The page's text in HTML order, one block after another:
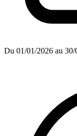
Du 01/01/2026 au 30/